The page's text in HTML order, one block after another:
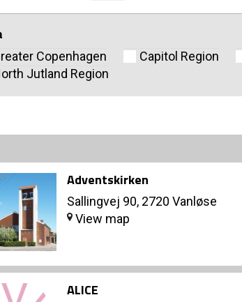
Copenhagen Capitol Region
Jutland Region
Adventskirken
Sallingvej 90, 2720 Vanløse
View map
ALICE